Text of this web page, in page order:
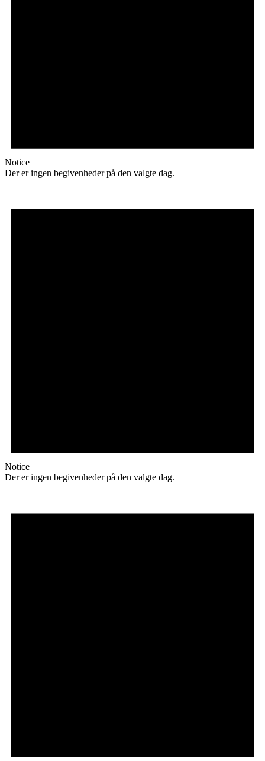
Notice
Der er ingen begivenheder på den valgte dag.
Notice
Der er ingen begivenheder på den valgte dag.